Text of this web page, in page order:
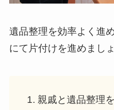
遺品整理を効率よく進
にて片付けを進めましょ
親戚と遺品整理